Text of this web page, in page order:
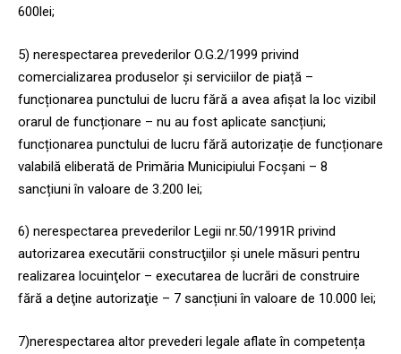
600lei;
5) nerespectarea prevederilor O.G.2/1999 privind
comercializarea produselor și serviciilor de piață –
funcționarea punctului de lucru fără a avea afișat la loc vizibil
orarul de funcționare – nu au fost aplicate sancțiuni;
funcționarea punctului de lucru fără autorizație de funcționare
valabilă eliberată de Primăria Municipiului Focșani – 8
sancțiuni în valoare de 3.200 lei;
6) nerespectarea prevederilor Legii nr.50/1991R privind
autorizarea executării construcţiilor şi unele măsuri pentru
realizarea locuinţelor – executarea de lucrări de construire
fără a deţine autorizaţie – 7 sancțiuni în valoare de 10.000 lei;
7)nerespectarea altor prevederi legale aflate în competența